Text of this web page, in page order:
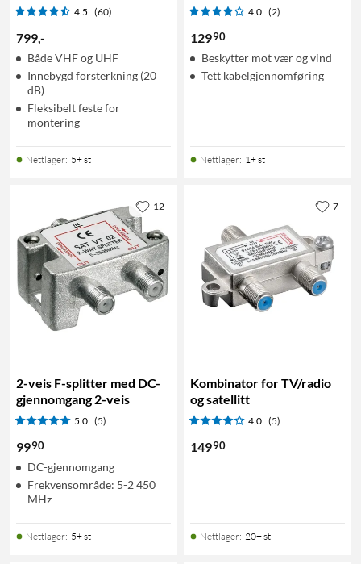
4.5 (60)
799,-
Både VHF og UHF
Innebygd forsterkning (20
dB)
Fleksibelt feste for
montering
Nettlager: 5+ st
4.0 (2)
12990
Beskytter mot vær og vind
Tett kabelgjennomføring
Nettlager: 1+ st
2-veis F-splitter med DC-
gjennomgang 2-veis
5.0 (5)
9990
DC-gjennomgang
Frekvensområde: 5-2 450
MHz
Nettlager: 5+ st
12
Kombinator for TV/radio
og satellitt
4.0 (5)
14990
Nettlager: 20+ st
7